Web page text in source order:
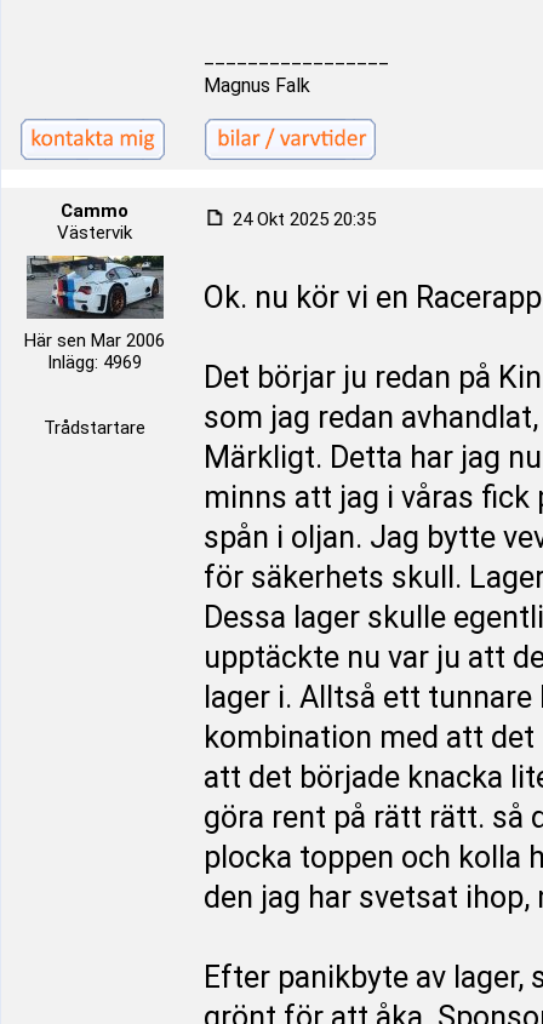
Magnus Falk
Cammo
Västervik
Här sen Mar 2006
Inlägg: 4969
Trådstartare
24 Okt 2025 20:35
Ok. nu kör vi en
Det börjar ju redan på
som jag redan
Märkligt. Detta har jag
minns att jag i våras fick
spån i oljan. Jag bytte
för säkerhets skull.
Dessa lager skulle
upptäckte nu var ju att
lager i. Alltså ett
kombination med att
att det började knacka
göra rent på rätt rätt. så
plocka toppen och kolla
den jag har svetsat
Efter panikbyte av